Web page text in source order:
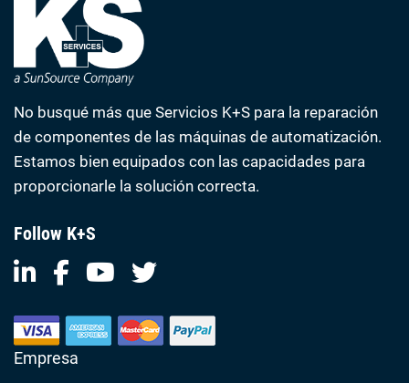
No busqué más que Servicios K+S para la reparación
de componentes de las máquinas de automatización.
Estamos bien equipados con las capacidades para
proporcionarle la solución correcta.
Follow K+S
Empresa